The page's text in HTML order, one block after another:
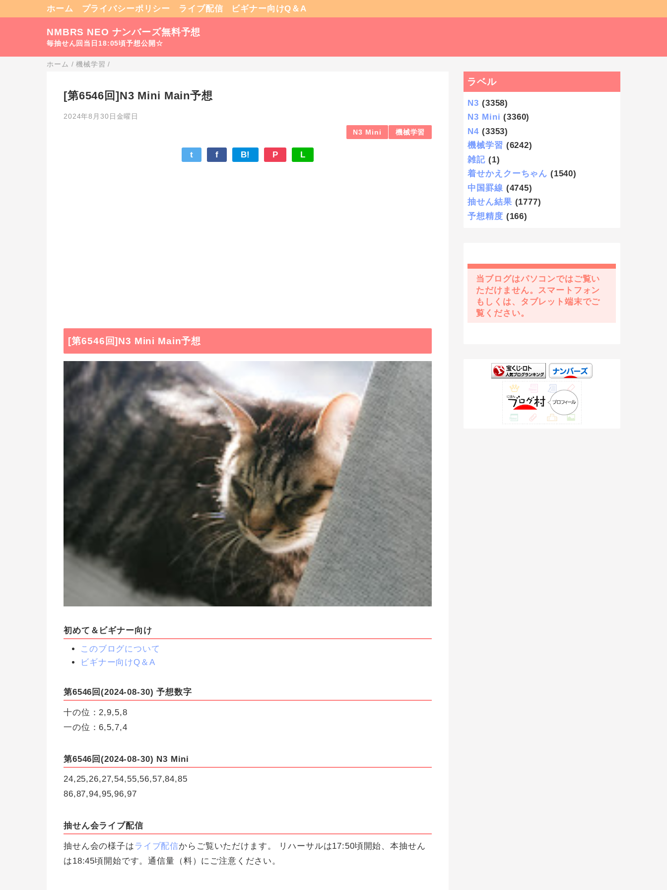
ホーム プライバシーポリシー ライブ配信 ビギナー向けQ＆A
NMBRS NEO ナンバーズ無料予想
毎抽せん回当日18:05頃予想公開☆
ホーム /機械学習 /
[第6546回]N3 Mini Main予想
2024年8月30日金曜日
N3 Mini 機械学習
t f B! P L
[第6546回]N3 Mini Main予想
初めて＆ビギナー向け
このブログについて
ビギナー向けQ＆A
第6546回(2024-08-30) 予想数字
十の位：2,9,5,8
一の位：6,5,7,4
第6546回(2024-08-30) N3 Mini
24,25,26,27,54,55,56,57,84,85
86,87,94,95,96,97
抽せん会ライブ配信
抽せん会の様子は ライブ配信からご覧いただけます。 リハーサルは17:50頃開始、本抽せん
は18:45頃開始です。通信量（料）にご注意ください。
ラベル
N3 (3358)
N3 Mini (3360)
N4 (3353)
機械学習 (6242)
雑記 (1)
着せかえクーちゃん (1540)
中国罫線 (4745)
抽せん結果 (1777)
予想精度 (166)
当ブログはパソコンではご覧い
ただけません。スマートフォン
もしくは、タブレット端末でご
覧ください。